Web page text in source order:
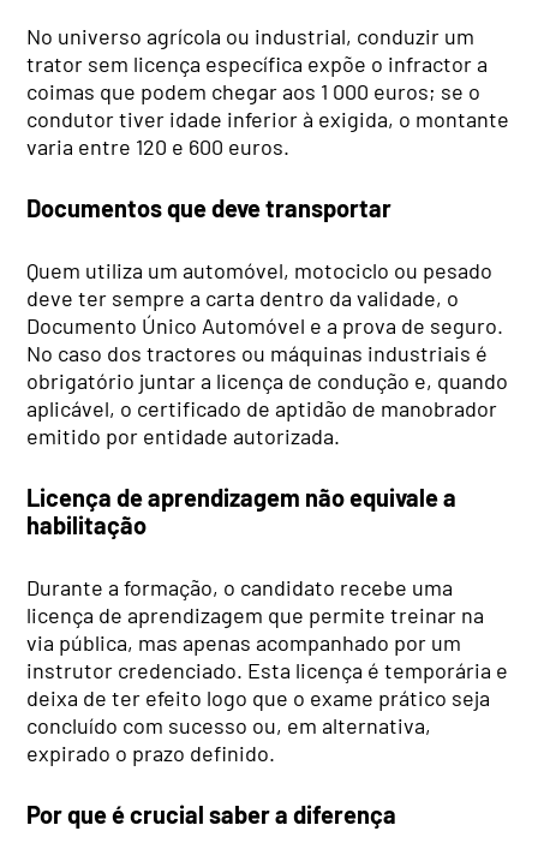
No universo agrícola ou industrial, conduzir um
trator sem licença específica expõe o infractor a
coimas que podem chegar aos 1 000 euros; se o
condutor tiver idade inferior à exigida, o montante
varia entre 120 e 600 euros.
Documentos que deve transportar
Quem utiliza um automóvel, motociclo ou pesado
deve ter sempre a carta dentro da validade, o
Documento Único Automóvel e a prova de seguro.
No caso dos tractores ou máquinas industriais é
obrigatório juntar a licença de condução e, quando
aplicável, o certificado de aptidão de manobrador
emitido por entidade autorizada.
Licença de aprendizagem não equivale a
habilitação
Durante a formação, o candidato recebe uma
licença de aprendizagem que permite treinar na
via pública, mas apenas acompanhado por um
instrutor credenciado. Esta licença é temporária e
deixa de ter efeito logo que o exame prático seja
concluído com sucesso ou, em alternativa,
expirado o prazo definido.
Por que é crucial saber a diferença